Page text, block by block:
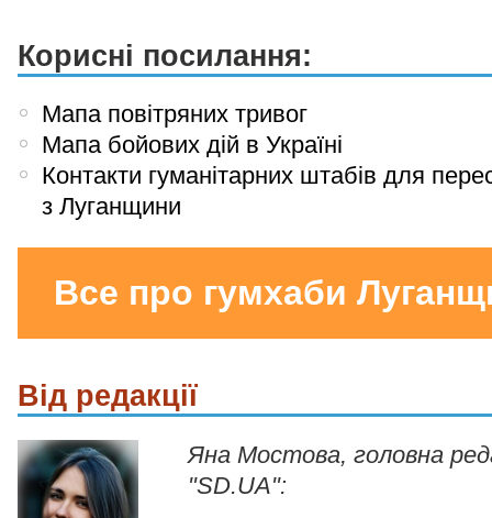
Корисні посилання:
Мапа повітряних тривог
Мапа бойових дій в Україні
Контакти гуманітарних штабів для
з Луганщини
Все про гумхаби
Від редакції
Яна Мостова, головна
"SD.UA":